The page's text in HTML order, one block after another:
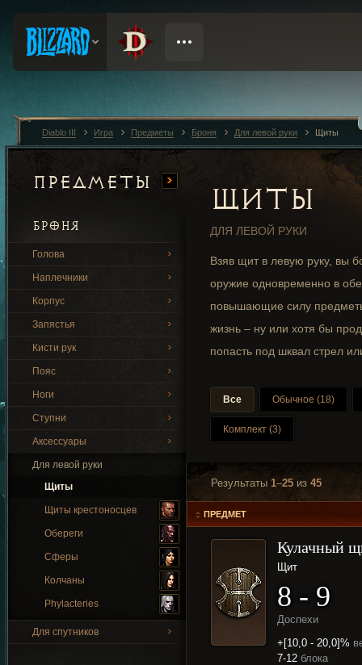
Предметы
БРОНЯ
Голова
Наплечники
Корпус
Запястья
Кисти рук
Пояс
Ноги
Ступни
Аксессуары
Для левой руки
Щиты
Щиты крестоносцев
Обереги
Сферы
Колчаны
Phylacteries
Для спутников
ЩИТЫ
ДЛЯ ЛЕВОЙ РУКИ
Взяв щит в левую руку, вы
оружие одновременно в
повышающие силу
жизнь – ну или хотя бы
попасть под шквал стрел
Все Обычное (18)
Комплект (3)
Результаты 1–25 из 45
ПРЕДМЕТ
Кулачный
Щит
8 - 9
Доспехи
+[10,0 - 20,0]%
7-12 блока
Diablo III Игра Предметы Броня Для левой руки Щиты